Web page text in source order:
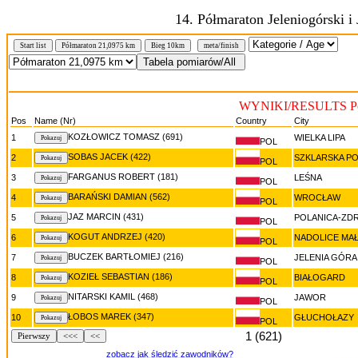
14. Półmaraton Jeleniogórski
Start list Półmaraton 21,0975 km Bieg 10km meta/finish
WYNIKI/RESULTS
Pos Name (Nr) Country
City
1
KOZŁOWICZ TOMASZ (691) POL WIELKA LIPA
2 SOBAS JACEK (422) POL SZKLARSKA
3 FARGANUS ROBERT (181) POL LEŚNA
4 BARAŃSKI DAMIAN (562) POL WROCŁAW
5 JAZ MARCIN (431) POL POLANICA-
6 KOGUT ANDRZEJ (420) POL NADOLICE
7 BUCZEK BARTŁOMIEJ (216) POL JELENIA GÓRA
8 KOZIEŁ SEBASTIAN (186) POL BIAŁOGARD
9 NITARSKI KAMIL (468) POL JAWOR
10 ŁOBOS MAREK (347) POL GŁUCHOŁAZY
Pierwszy <<< << 1 (621)
zobacz jak śledzić zawodników?